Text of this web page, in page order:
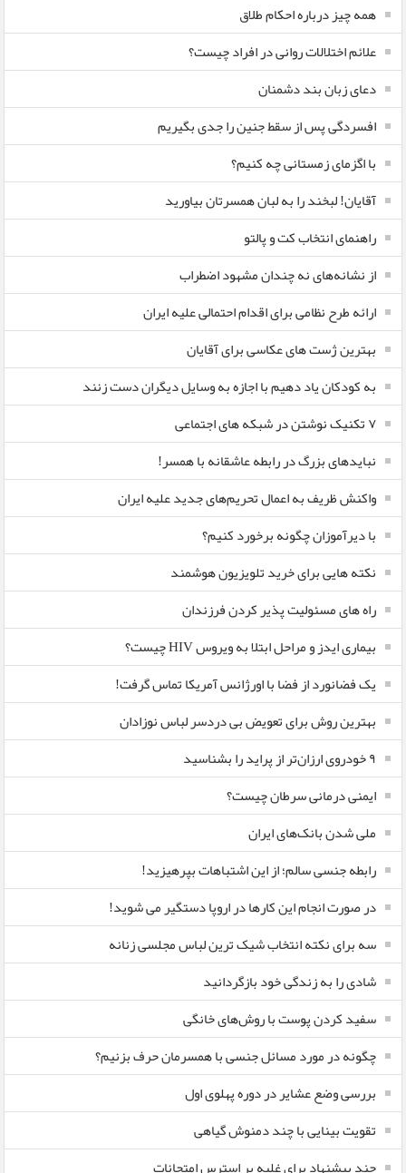
همه چیز درباره احکام طلاق
علائم اختلالات روانی در افراد چیست؟
دعای زبان بند دشمنان
افسردگی پس از سقط جنین را جدی بگیریم
با اگزمای زمستانی چه کنیم؟
آقایان! لبخند را به لبان همسرتان بیاورید
راهنمای انتخاب کت و پالتو
از نشانه‌های نه چندان مشهود اضطراب
ارائه طرح نظامی برای اقدام احتمالی علیه ایران
بهترین ژست های عکاسی برای آقایان
به کودکان یاد دهیم با اجازه به وسایل دیگران دست زنند
۷ تکنیک نوشتن در شبکه های اجتماعی
نبایدهای بزرگ در رابطه عاشقانه با همسر!
واکنش ظریف به اعمال تحریم‌های جدید علیه ایران
با دیرآموزان چگونه برخورد کنیم؟
نکته هایی برای خرید تلویزیون هوشمند
راه های مسئولیت پذیر کردن فرزندان
بیماری ایدز و مراحل ابتلا به ویروس HIV چیست؟
یک فضانورد از فضا با اورژانس آمریکا تماس گرفت!
بهترین روش برای تعویض بی دردسر لباس نوزادان
٩ خودروی ارزان‌تر از پراید را بشناسید
ایمنی درمانی سرطان چیست؟
ملی شدن بانک‌های ایران
رابطه جنسی سالم؛ از این اشتباهات بپرهیزید!
در صورت انجام این کارها در اروپا دستگیر می شوید!
سه برای نکته انتخاب شیک ترین لباس مجلسی زنانه
شادی را به زندگی خود بازگردانید
سفید کردن پوست با روش‌های خانگی
چگونه در مورد مسائل جنسی با همسرمان حرف بزنیم؟
بررسی وضع عشایر در دوره پهلوی اول
تقویت بینایی با چند دمنوش گیاهی